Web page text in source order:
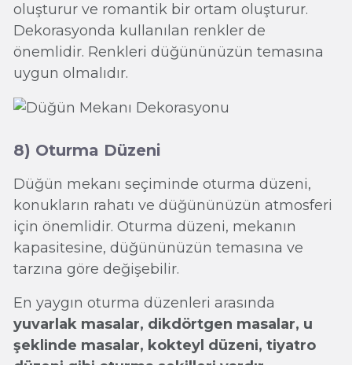
oluşturur ve romantik bir ortam oluşturur.
Dekorasyonda kullanılan renkler de
önemlidir. Renkleri düğününüzün temasına
uygun olmalıdır.
8) Oturma Düzeni
Düğün mekanı seçiminde oturma düzeni,
konukların rahatı ve düğününüzün atmosferi
için önemlidir. Oturma düzeni, mekanın
kapasitesine, düğününüzün temasına ve
tarzına göre değişebilir.
En yaygın oturma düzenleri arasında
yuvarlak masalar, dikdörtgen masalar, u
şeklinde masalar, kokteyl düzeni, tiyatro